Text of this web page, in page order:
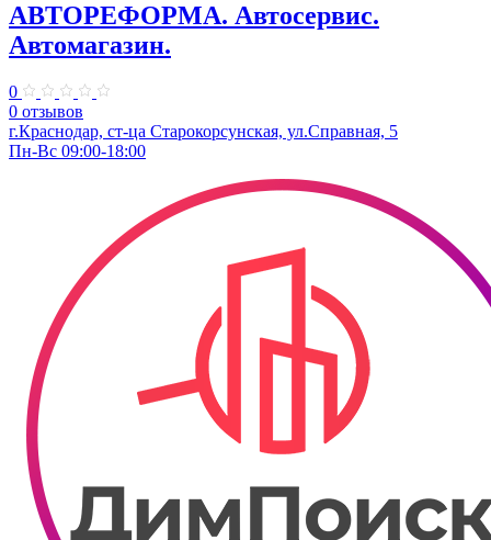
АВТОРЕФОРМА. Автосервис.
Автомагазин.
0
0 отзывов
г.Краснодар, ст-ца Старокорсунская, ул.Справная, 5
Пн-Вс 09:00-18:00